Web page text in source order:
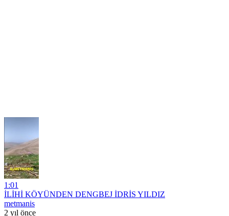
1:01
İLİHİ KÖYÜNDEN DENGBEJ İDRİS YILDIZ
metmanis
2 yıl önce